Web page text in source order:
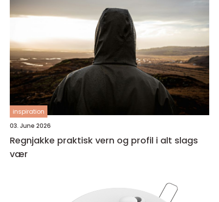
inspiration
03. June 2026
Regnjakke praktisk vern og profil i alt slags
vær